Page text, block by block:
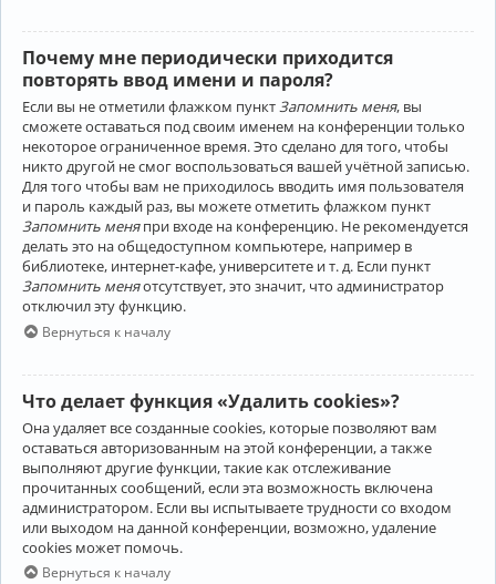
Почему мне периодически приходится
повторять ввод имени и пароля?
Если вы не отметили флажком пунктЗапомнить меня, вы
сможете оставаться под своим именем на конференции только
некоторое ограниченное время. Это сделано для того, чтобы
никто другой не смог воспользоваться вашей учётной записью.
Для того чтобы вам не приходилось вводить имя пользователя
и пароль каждый раз, вы можете отметить флажком пункт
Запомнить меняпри входе на конференцию. Не рекомендуется
делать это на общедоступном компьютере, например в
библиотеке, интернет-кафе, университете и т. д. Если пункт
Запомнить меняотсутствует, это значит, что администратор
отключил эту функцию.
Вернуться к началу
Что делает функция «Удалить cookies»?
Она удаляет все созданные cookies, которые позволяют вам
оставаться авторизованным на этой конференции, а также
выполняют другие функции, такие как отслеживание
прочитанных сообщений, если эта возможность включена
администратором. Если вы испытываете трудности со входом
или выходом на данной конференции, возможно, удаление
cookies может помочь.
Вернуться к началу